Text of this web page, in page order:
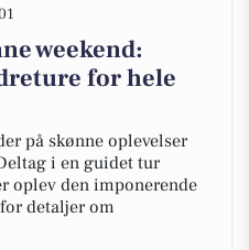
weekend:
for hele
på skønne oplevelser
i en guidet tur
oplev den imponerende
detaljer om